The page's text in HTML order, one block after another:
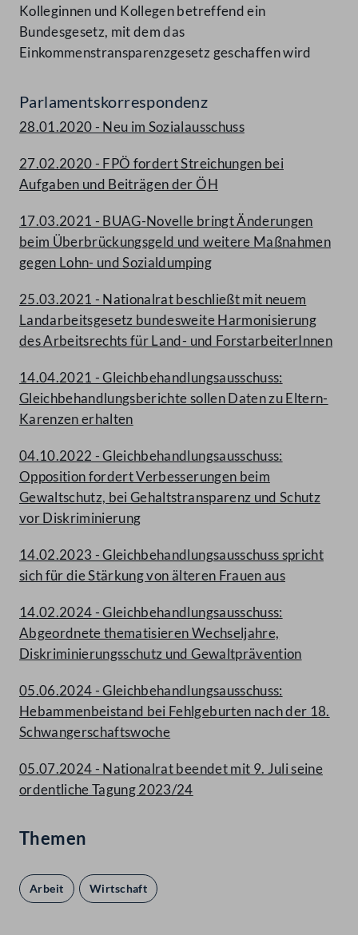
Kolleginnen und Kollegen betreffend ein
Bundesgesetz, mit dem das
Einkommenstransparenzgesetz geschaffen wird
Parlamentskorrespondenz
28.01.2020 - Neu im Sozialausschuss
27.02.2020 - FPÖ fordert Streichungen bei
Aufgaben und Beiträgen der ÖH
17.03.2021 - BUAG-Novelle bringt Änderungen
beim Überbrückungsgeld und weitere Maßnahmen
gegen Lohn- und Sozialdumping
25.03.2021 - Nationalrat beschließt mit neuem
Landarbeitsgesetz bundesweite Harmonisierung
des Arbeitsrechts für Land- und ForstarbeiterInnen
14.04.2021 - Gleichbehandlungsausschuss:
Gleichbehandlungsberichte sollen Daten zu Eltern-
Karenzen erhalten
04.10.2022 - Gleichbehandlungsausschuss:
Opposition fordert Verbesserungen beim
Gewaltschutz, bei Gehaltstransparenz und Schutz
vor Diskriminierung
14.02.2023 - Gleichbehandlungsausschuss spricht
sich für die Stärkung von älteren Frauen aus
14.02.2024 - Gleichbehandlungsausschuss:
Abgeordnete thematisieren Wechseljahre,
Diskriminierungsschutz und Gewaltprävention
05.06.2024 - Gleichbehandlungsausschuss:
Hebammenbeistand bei Fehlgeburten nach der 18.
Schwangerschaftswoche
05.07.2024 - Nationalrat beendet mit 9. Juli seine
ordentliche Tagung 2023/24
Themen
Arbeit Wirtschaft